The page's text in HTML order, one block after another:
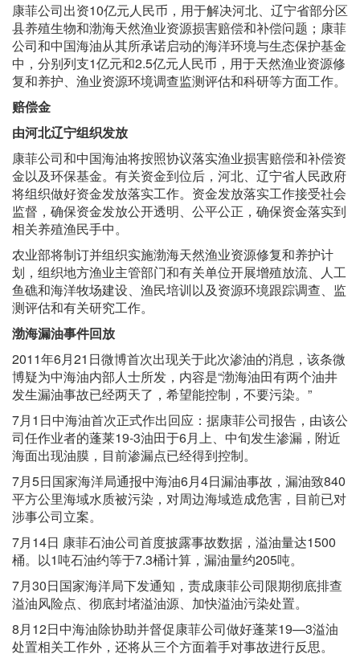
康菲公司出资10亿元人民币，用于解决河北、辽宁省部分区
县养殖生物和渤海天然渔业资源损害赔偿和补偿问题；康菲
公司和中国海油从其所承诺启动的海洋环境与生态保护基金
中，分别列支1亿元和2.5亿元人民币，用于天然渔业资源修
复和养护、渔业资源环境调查监测评估和科研等方面工作。
赔偿金
由河北辽宁组织发放
康菲公司和中国海油将按照协议落实渔业损害赔偿和补偿资
金以及环保基金。有关资金到位后，河北、辽宁省人民政府
将组织做好资金发放落实工作。资金发放落实工作接受社会
监督，确保资金发放公开透明、公平公正，确保资金落实到
相关养殖渔民手中。
农业部将制订并组织实施渤海天然渔业资源修复和养护计
划，组织地方渔业主管部门和有关单位开展增殖放流、人工
鱼礁和海洋牧场建设、渔民培训以及资源环境跟踪调查、监
测评估和有关研究工作。
渤海漏油事件回放
2011年6月21日微博首次出现关于此次渗油的消息，该条微
博疑为中海油内部人士所发，内容是“渤海油田有两个油井
发生漏油事故已经两天了，希望能控制，不要污染。”
7月1日中海油首次正式作出回应：据康菲公司报告，由该公
司任作业者的蓬莱19-3油田于6月上、中旬发生渗漏，附近
海面出现油膜，目前渗漏点已经得到控制。
7月5日国家海洋局通报中海油6月4日漏油事故，漏油致840
平方公里海域水质被污染，对周边海域造成危害，目前已对
涉事公司立案。
7月14日 康菲石油公司首度披露事故数据，溢油量达1500
桶。以1吨石油约等于7.3桶计算，漏油量约205吨。
7月30日国家海洋局下发通知，责成康菲公司限期彻底排查
溢油风险点、彻底封堵溢油源、加快溢油污染处置。
8月12日中海油除协助并督促康菲公司做好蓬莱19—3溢油
处置相关工作外，还将从三个方面着手对事故进行反思。